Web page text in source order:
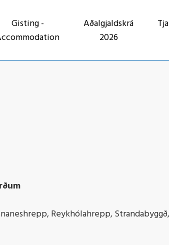
Gisting -
Aðalgjaldskrá
2026
Reykhólahrepp,